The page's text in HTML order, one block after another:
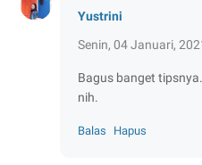
Yustrini
Senin, 04 Januari,
Bagus banget
nih.
Balas Hapus